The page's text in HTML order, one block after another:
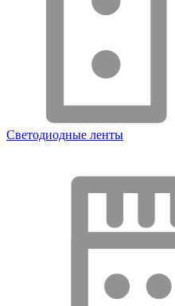
Светодиодные ленты